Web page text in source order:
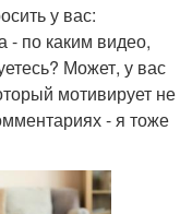
у вас:
- по каким видео,
Может, у вас
мотивирует не
- я тоже